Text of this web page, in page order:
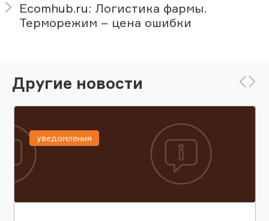
Ecomhub.ru: Логистика фармы.
Терморежим – цена ошибки
Другие новости
уведомления